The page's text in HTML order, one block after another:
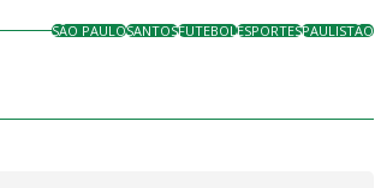
SÃO PAULOSANTOSFUTEBOLESPORTESPAULISTÃO